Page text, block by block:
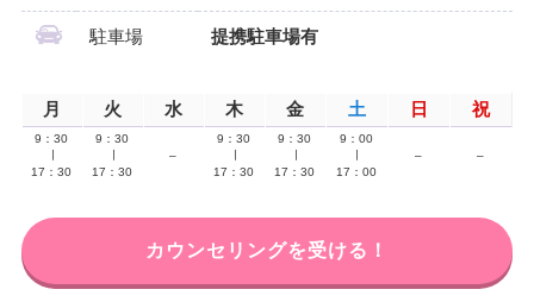
駐車場 提携駐車場有
月 火 水 木 金 土 日 祝
9：30
17：30
9：30
17：30
–
9：30
17：30
9：30
17：30
9：00
17：00
– –
カウンセリングを受ける！